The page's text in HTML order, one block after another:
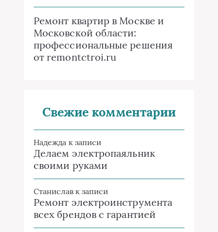
Ремонт квартир в Москве и
Московской области:
профессиональные решения
от remontctroi.ru
Свежие комментарии
Надежда к записи
Делаем электропаяльник
своими руками
Станиславк записи
Ремонт электроинструмента
всех брендов с гарантией